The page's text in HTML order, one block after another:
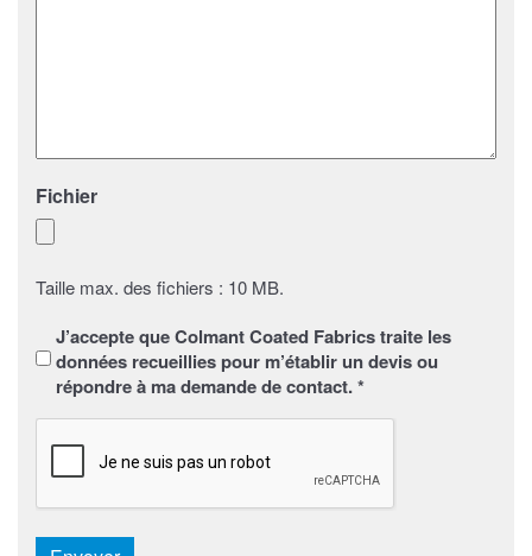
Fichier
Taille max. des fichiers : 10 MB.
Sans
titre*
J’accepte que Colmant Coated Fabrics traite les
données recueillies pour m’établir un devis ou
répondre à ma demande de contact. *
CAPTCHA